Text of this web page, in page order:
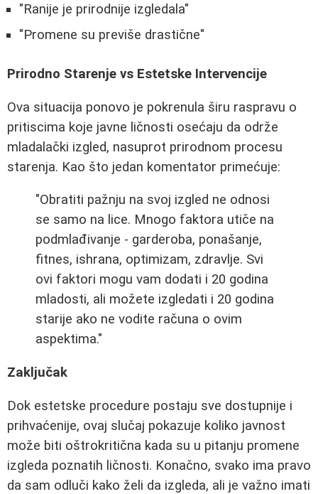
"Ranije je prirodnije izgledala"
"Promene su previše drastične"
Prirodno Starenje vs Estetske Intervencije
Ova situacija ponovo je pokrenula širu raspravu o
pritiscima koje javne ličnosti osećaju da održe
mladalački izgled, nasuprot prirodnom procesu
starenja. Kao što jedan komentator primećuje:
"Obratiti pažnju na svoj izgled ne odnosi
se samo na lice. Mnogo faktora utiče na
podmlađivanje - garderoba, ponašanje,
fitnes, ishrana, optimizam, zdravlje. Svi
ovi faktori mogu vam dodati i 20 godina
mladosti, ali možete izgledati i 20 godina
starije ako ne vodite računa o ovim
aspektima."
Zaključak
Dok estetske procedure postaju sve dostupnije i
prihvaćenije, ovaj slučaj pokazuje koliko javnost
može biti oštrokritična kada su u pitanju promene
izgleda poznatih ličnosti. Konačno, svako ima pravo
da sam odluči kako želi da izgleda, ali je važno imati